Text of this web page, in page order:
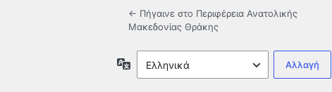
← Πήγαινε στο Περιφέρεια Ανατολικής
Μακεδονίας Θράκης
Γλώσσα